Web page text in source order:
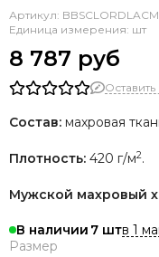
Артикул: BBSCLORDLACM
Единица измерения: шт
8 787 руб
Оставить
Состав: махровая
Плотность: 420 г/м2.
Мужской махровый
В наличии 7
в 1
Размер